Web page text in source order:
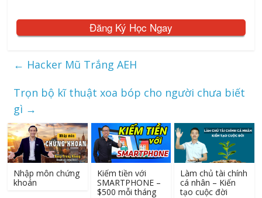
Đăng Ký Học Ngay
← Hacker Mũ Trắng AEH
Trọn bộ kĩ thuật xoa bóp cho người chưa biết
gì →
Nhập môn chứng
khoán
Kiếm tiền với
SMARTPHONE –
$500 mỗi tháng
Làm chủ tài chính
cá nhân – Kiến
tạo cuộc đời